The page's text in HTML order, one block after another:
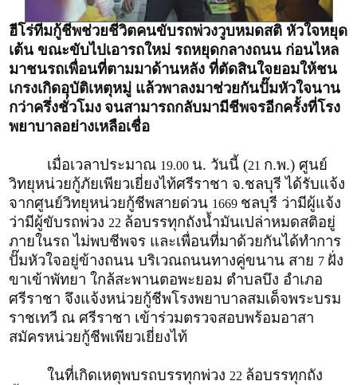
ฮีโร่ทีมกู้ชีพช่วยชีวิตคนขับรถพ่วงวูบหมดสติ หัวใจหยุด
เต้น ขณะขับไปเอารถใหม่ รถหยุดกลางถนน ก่อนไหล
มาชนรถเพื่อนที่ตามมาด้านหลัง ที่ตัดสินใจยอมให้ชน
เกรงเกิดอุบัติเหตุหมู่ แล้วพาลงมาช่วยกันปั๊มหัวใจนาน
กว่าครึ่งชั่วโมง จนสามารถกลับมามีชีพจรอีกครั้งที่โรง
พยาบาลอย่างเหลือเชื่อ
เมื่อเวลาประมาณ 19.00 น. วันนี้ (21 ก.พ.) ศูนย์
วิทยุหน่วยกู้ภัยเพียวเยี่ยงไท้ศรีราชา จ.ชลบุรี ได้รับแจ้ง
จากศูนย์วิทยุหน่วยกู้ชีพสายด่วน 1669 ชลบุรี ว่ามีผู้แจ้ง
ว่ามีผู้ขับรถพ่วง 22 ล้อบรรทุกถังน้ำมันเปล่าหมดสติอยู่
ภายในรถ ไม่พบชีพจร และเพื่อนที่มาด้วยกันได้ทำการ
ปั๊มหัวใจอยู่ข้างถนน บริเวณถนนทางคู่ขนาน สาย 7 ฝั่ง
ขาเข้าพัทยา ใกล้สะพานตอพะยอม ตำบลบึง อำเภอ
ศรีราชา จึงแจ้งหน่วยกู้ชีพโรงพยาบาลสมเด็จพระบรม
ราชเทวี ณ ศรีราชา เข้าร่วมตรวจสอบพร้อมอาสา
สมัครหน่วยกู้ชีพเพียวเยี่ยงไท้
ในที่เกิดเหตุพบรถบรรทุกพ่วง 22 ล้อบรรทุกถัง